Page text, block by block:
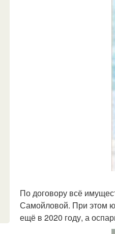
По договору всё
Самойловой. При этом
ещё в 2020 году, а